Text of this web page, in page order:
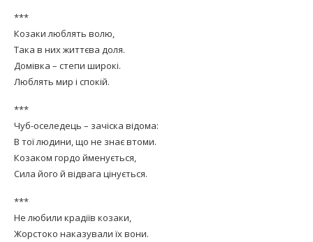
***
Козаки люблять волю,
Така в них життєва доля.
Домівка – степи широкі.
Люблять мир і спокій.
***
Чуб-оселедець – зачіска відома:
В тої людини, що не знає втоми.
Козаком гордо йменується,
Сила його й відвага цінується.
***
Не любили крадіїв козаки,
Жорстоко наказували їх вони.